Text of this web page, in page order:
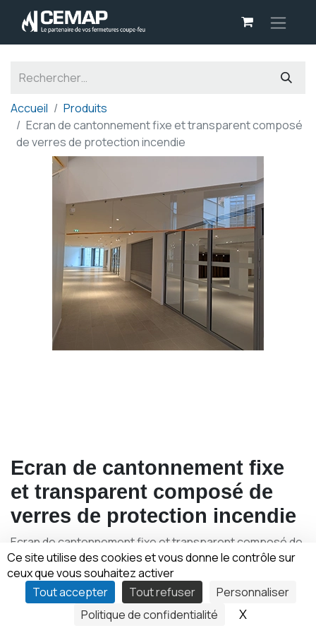
Panneau de gestion des cookies
Ce site utilise des cookies et vous donne le contrôle sur
ceux que vous souhaitez activer
Tout accepter
Tout refuser
Personnaliser
Politique de confidentialité
X
Accueil
Produits
Ecran de cantonnement fixe et transparent composé
de verres de protection incendie
Ecran de cantonnement fixe
et transparent composé de
verres de protection incendie
Ecran de cantonnement fixe et transparent composé de
verres de protection incendie monolithique trempés
avec un traitement HST. Placés en sous-face du support
béton ou plaque de plâtre (hauteur maximale de
retombée vitrée = 1000mm). Classement DH-30